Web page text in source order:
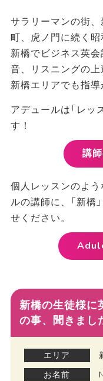
サラリーマンの街
町、虎ノ門に続く昭
新橋でビジネス英
音、リスニングの
新橋エリアでも指導
アデュールは「レッ
す！
講
個人レッスンのよ
ルの講師に、「新橋
せください。
新橋の生徒様に
の事、聞きまし
エリア
お名前